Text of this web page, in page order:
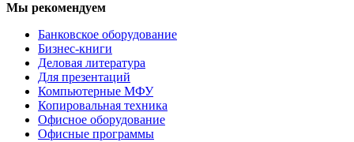
Мы рекомендуем
Банковское оборудование
Бизнес-книги
Деловая литература
Для презентаций
Компьютерные МФУ
Копировальная техника
Офисное оборудование
Офисные программы